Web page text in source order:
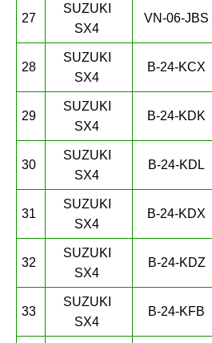
27
SUZUKI
SX4
VN-06-JBS
28
SUZUKI
SX4
B-24-KCX
29
SUZUKI
SX4
B-24-KDK
30
SUZUKI
SX4
B-24-KDL
31
SUZUKI
SX4
B-24-KDX
32
SUZUKI
SX4
B-24-KDZ
33
SUZUKI
SX4
B-24-KFB